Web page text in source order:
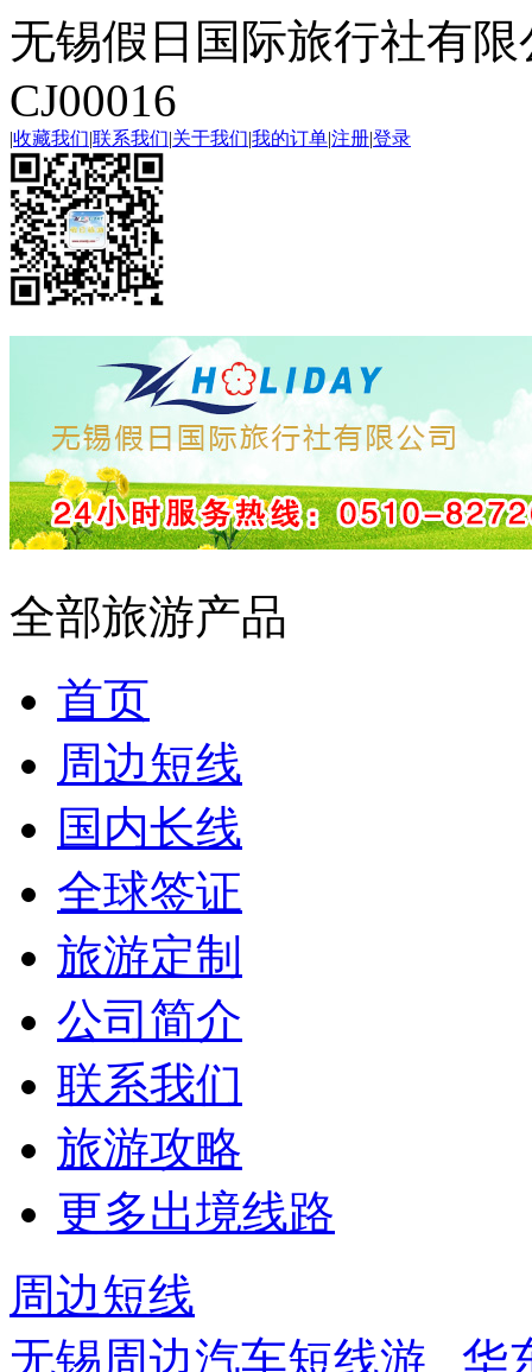
无锡假日国际旅行社有限
CJ00016
|收藏我们|联系我们|关于我们|我的订单|注册|登录
全部旅游产品
首页
周边短线
国内长线
全球签证
旅游定制
公司简介
联系我们
旅游攻略
更多出境线路
周边短线
无锡周边汽车短线游
华